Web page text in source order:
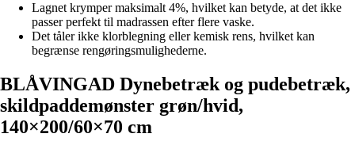
Lagnet krymper maksimalt 4%, hvilket kan betyde, at det ikke
passer perfekt til madrassen efter flere vaske.
Det tåler ikke klorblegning eller kemisk rens, hvilket kan
begrænse rengøringsmulighederne.
BLÅVINGAD Dynebetræk og pudebetræk,
skildpaddemønster grøn/hvid,
140×200/60×70 cm